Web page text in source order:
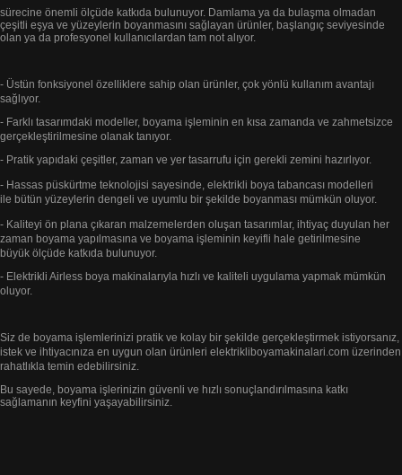
sürecine önemli ölçüde katkıda bulunuyor. Damlama ya da bulaşma olmadan
çeşitli eşya ve yüzeylerin boyanmasını sağlayan ürünler, başlangıç seviyesinde
olan ya da profesyonel kullanıcılardan tam not alıyor.
- Üstün fonksiyonel özelliklere sahip olan ürünler, çok yönlü kullanım avantajı
sağlıyor.
- Farklı tasarımdaki modeller, boyama işleminin en kısa zamanda ve zahmetsizce
gerçekleştirilmesine olanak tanıyor.
- Pratik yapıdaki çeşitler, zaman ve yer tasarrufu için gerekli zemini hazırlıyor.
- Hassas püskürtme teknolojisi sayesinde, elektrikli boya tabancası modelleri
ile bütün yüzeylerin dengeli ve uyumlu bir şekilde boyanması mümkün oluyor.
- Kaliteyi ön plana çıkaran malzemelerden oluşan tasarımlar, ihtiyaç duyulan her
zaman boyama yapılmasına ve boyama işleminin keyifli hale getirilmesine
büyük ölçüde katkıda bulunuyor.
- Elektrikli Airless boya makinalarıyla hızlı ve kaliteli uygulama yapmak mümkün
oluyor.
Siz de boyama işlemlerinizi pratik ve kolay bir şekilde gerçekleştirmek istiyorsanız,
istek ve ihtiyacınıza en uygun olan ürünleri elektrikliboyamakinalari.com üzerinden
rahatlıkla temin edebilirsiniz.
Bu sayede, boyama işlerinizin güvenli ve hızlı sonuçlandırılmasına katkı
sağlamanın keyfini yaşayabilirsiniz.